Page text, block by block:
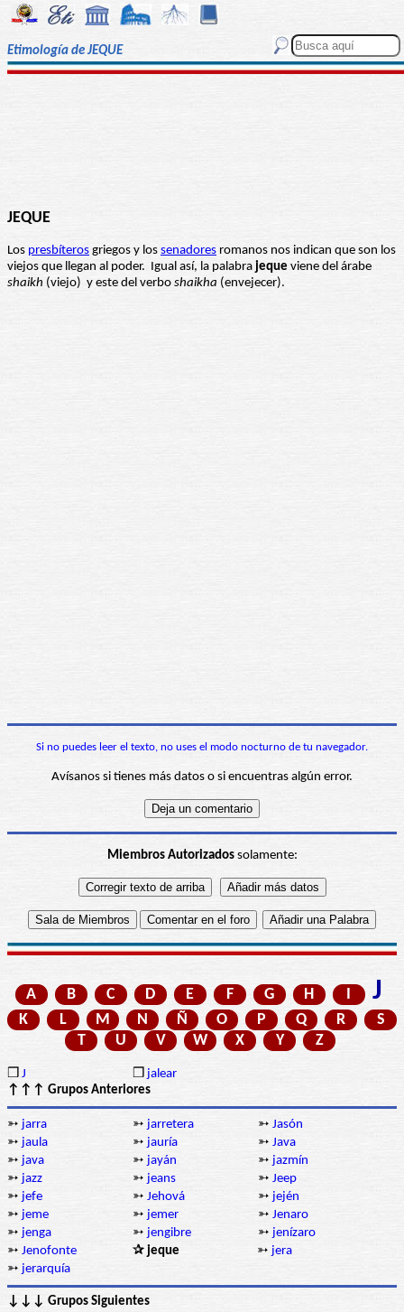
Etimología de JEQUE
JEQUE
Los presbíteros griegos y los senadores romanos nos indican que son los
viejos que llegan al poder. Igual así, la palabra jeque viene del árabe
shaikh (viejo) y este del verbo shaikha (envejecer).
Si no puedes leer el texto, no uses el modo nocturno de tu navegador.
Avísanos si tienes más datos o si encuentras algún error.
Miembros Autorizadossolamente:
A B C D E F G H I J
K L M N Ñ O P Q R
S
T
U V W X Y Z
❒ J ❒ jalear
↑↑↑ Grupos Anteriores
➳ jarra ➳ jarretera ➳ Jasón
➳ jaula ➳ jauría ➳ Java
➳ java ➳ jayán ➳ jazmín
➳ jazz ➳ jeans ➳ Jeep
➳ jefe ➳ Jehová ➳ jején
➳ jeme ➳ jemer ➳ Jenaro
➳ jenga ➳ jengibre ➳ jenízaro
➳ Jenofonte ✰ jeque ➳ jera
➳ jerarquía
↓↓↓ Grupos Siguientes